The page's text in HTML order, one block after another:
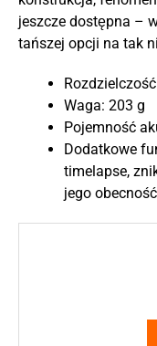
jeszcze dostępna –
tańszej opcji na tak
Waga: 203 g
Pojemność
Dodatkowe
timelapse,
jego